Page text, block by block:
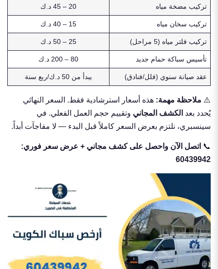
تركيب مضخة مياه 20 – 45 د.ك
تركيب سخان مياه 15 – 40 د.ك
تركيب فلتر مياه (5 مراحل) 25 – 50 د.ك
تأسيس سباكة حمام جديد 80 – 200 د.ك
عقد صيانة سنوي (فلل/فنادق) يبدأ من 50 د.ك/ربع سنة
⚠️ ملاحظة مهمة: هذه أسعار استرشادية فقط. السعر النهائي
يُحدد بعد الكشف المجاني وتقييم حجم العمل الفعلي. في
سينسبري، نلتزم بعرض السعر كاملاً قبل البدء — لا مفاجآت أبداً.
📞 اتصل الآن واحصل على كشف مجاني + عرض سعر فوري:
60439942